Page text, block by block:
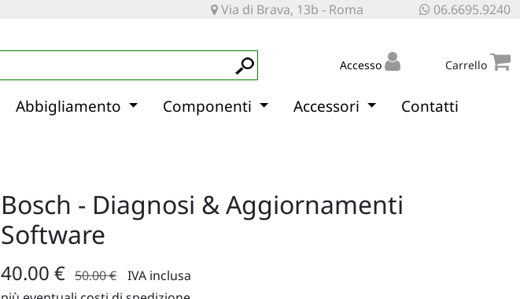
Via di Brava, 13b - Roma 06.6695.9240
Accesso Carrello
Abbigliamento Componenti Accessori Contatti
Bosch - Diagnosi & Aggiornamenti
Software
40.00 € 50.00 €
IVA inclusa